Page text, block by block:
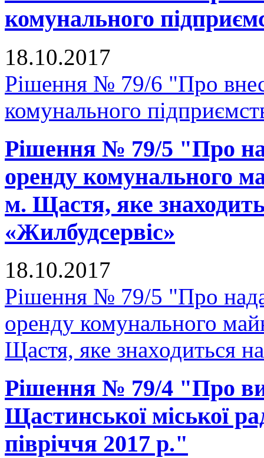
комунального
18.10.2017
Рішення № 79/6 "Про
комунального
Рішення № 79/5 "Про
оренду комунального
м. Щастя, яке
«Жилбудсервіс»
18.10.2017
Рішення № 79/5 "Про
оренду комунального
Щастя, яке знаходиться
Рішення № 79/4 "Про
Щастинської міської
півріччя 2017 р."